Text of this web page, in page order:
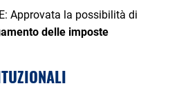
Approvata la possibilità di
delle imposte